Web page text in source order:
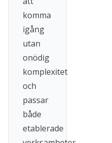
komma
igång
utan
onödig
komplexitet
och
passar
både
etablerade